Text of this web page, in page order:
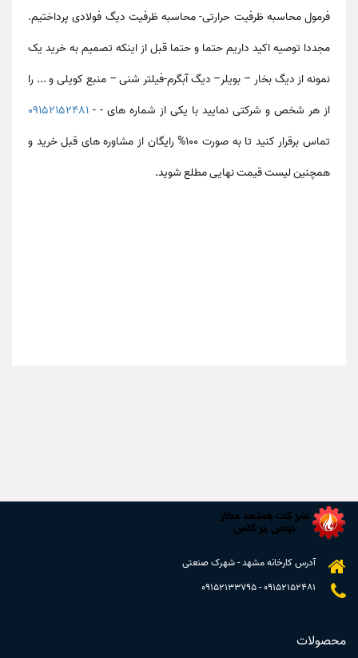
فرمول محاسبه ظرفیت حرارتی- محاسبه ظرفیت دیگ فولادیپرداختیم.
مجددا توصیه اکید داریم حتما و حتما قبل از اینکه تصمیم به خرید یک
نمونه از دیگ بخار – بویلر– دیگ آبگرم-فیلتر شنی – منبع کویلی و ... را
از هر شخص و شرکتی نمایید با یکی از شماره های - - 09152152481
تماس برقرار کنید تا به صورت 100% رایگان از مشاوره های قبل خرید و
همچنین لیست قیمت نهایی مطلع شوید.
آدرس کارخانه مشهد - شهرک صنعتی
09152152481
-
09152133795
محصولات